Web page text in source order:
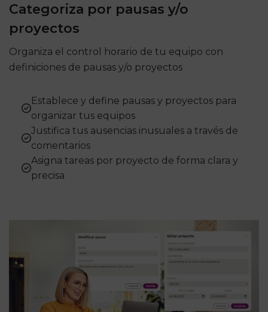
Categoriza por pausas y/o
proyectos
Organiza el control horario de tu equipo con
definiciones de pausas y/o proyectos
Establece y define pausas y proyectos para
organizar tus equipos
Justifica tus ausencias inusuales a través de
comentarios
Asigna tareas por proyecto de forma clara y
precisa